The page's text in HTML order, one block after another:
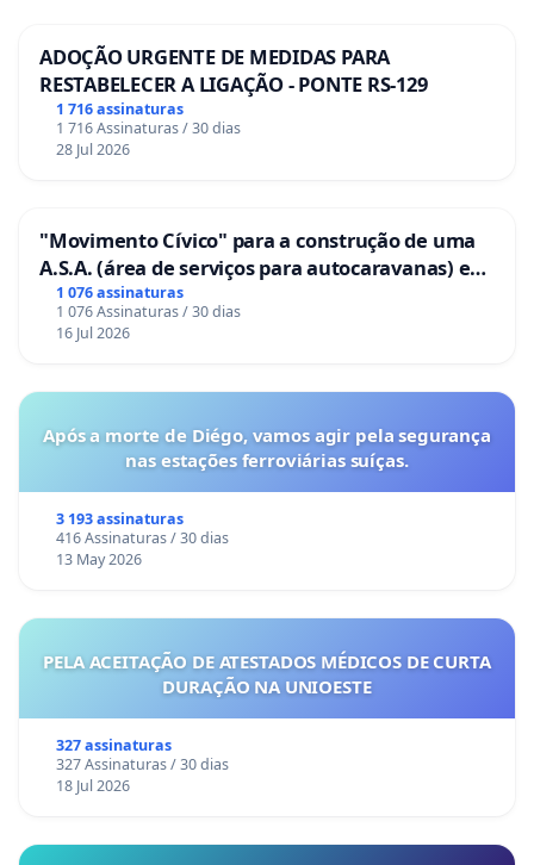
ADOÇÃO URGENTE DE MEDIDAS PARA
RESTABELECER A LIGAÇÃO - PONTE RS-129
1 716 assinaturas
1 716 Assinaturas / 30 dias
28 Jul 2026
"Movimento Cívico" para a construção de uma
A.S.A. (área de serviços para autocaravanas) em
Coimbra
1 076 assinaturas
1 076 Assinaturas / 30 dias
16 Jul 2026
Após a morte de Diégo, vamos agir pela segurança
nas estações ferroviárias suíças.
3 193 assinaturas
416 Assinaturas / 30 dias
13 May 2026
PELA ACEITAÇÃO DE ATESTADOS MÉDICOS DE CURTA
DURAÇÃO NA UNIOESTE
327 assinaturas
327 Assinaturas / 30 dias
18 Jul 2026